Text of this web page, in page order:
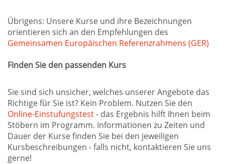
Übrigens: Unsere Kurse und ihre Bezeichnungen
orientieren sich an den Empfehlungen des
Gemeinsamen Europäischen Referenzrahmens (GER)
Finden Sie den passenden Kurs
Sie sind sich unsicher, welches unserer Angebote das
Richtige für Sie ist? Kein Problem. Nutzen Sie den
Online-Einstufungstest- das Ergebnis hilft Ihnen beim
Stöbern im Programm. Informationen zu Zeiten und
Dauer der Kurse finden Sie bei den jeweiligen
Kursbeschreibungen - falls nicht, kontaktieren Sie uns
gerne!